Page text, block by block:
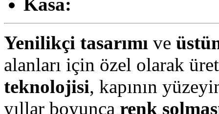
Kasa:
Yenilikçi tasarımı ve
alanları için özel olarak
teknolojisi, kapının
yıllar boyunca renk